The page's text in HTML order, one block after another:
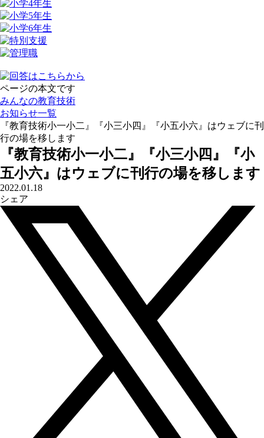
ページの本文です
みんなの教育技術
お知らせ一覧
『教育技術小一小二』『小三小四』『小五小六』はウェブに刊
行の場を移します
『教育技術小一小二』『小三小四』『小
五小六』はウェブに刊行の場を移します
2022.01.18
シェア